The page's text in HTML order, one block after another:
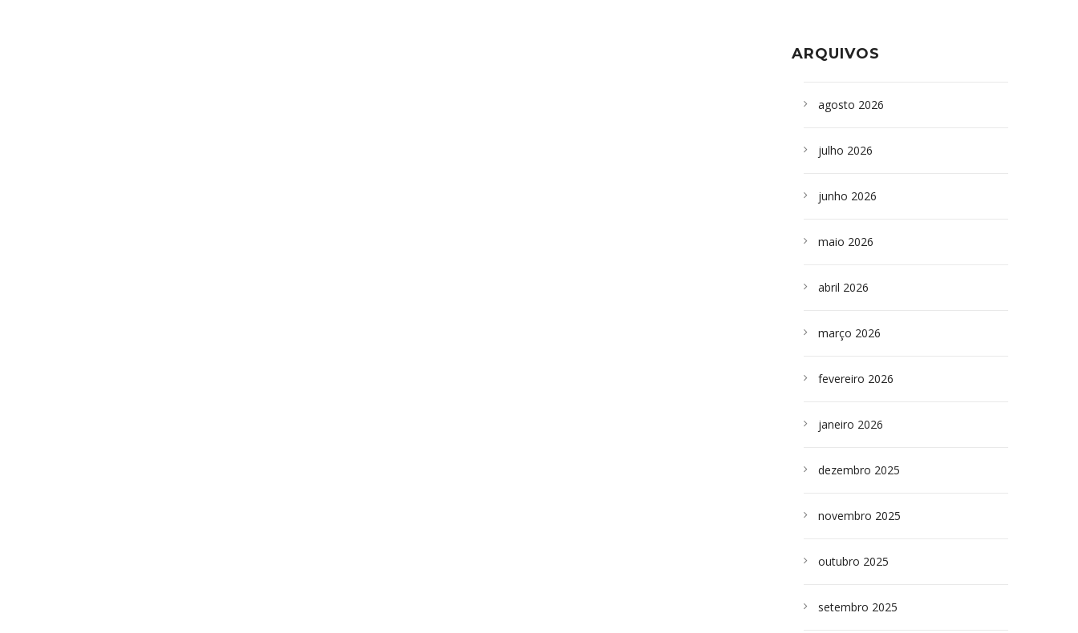
sepultados em SP
ARQUIVOS
agosto 2026
julho 2026
junho 2026
maio 2026
abril 2026
março 2026
fevereiro 2026
janeiro 2026
dezembro 2025
novembro 2025
outubro 2025
setembro 2025